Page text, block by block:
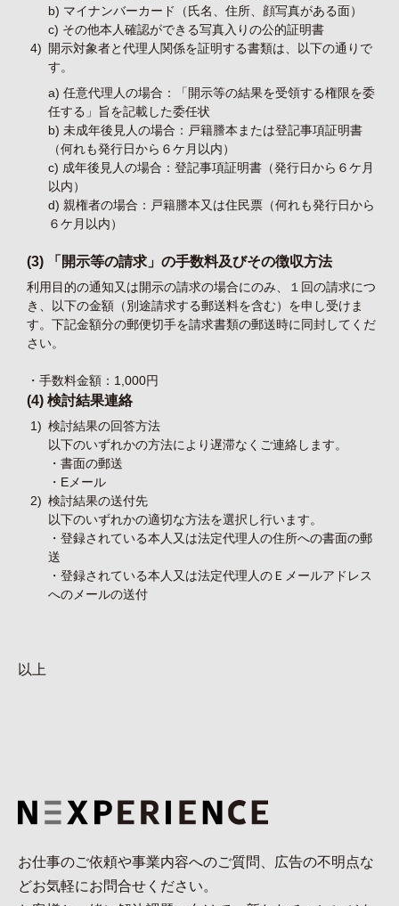
b) マイナンバーカード（氏名、住所、顔写真がある面）
c) その他本人確認ができる写真入りの公的証明書
4)
開示対象者と代理人関係を証明する書類は、以下の通りで
す。
a) 任意代理人の場合：「開示等の結果を受領する権限を委
任する」旨を記載した委任状
b) 未成年後見人の場合：戸籍謄本または登記事項証明書
（何れも発行日から６ケ月以内）
c) 成年後見人の場合：登記事項証明書（発行日から６ケ月
以内）
d) 親権者の場合：戸籍謄本又は住民票（何れも発行日から
６ケ月以内）
(3) 「開示等の請求」の手数料及びその徴収方法
利用目的の通知又は開示の請求の場合にのみ、１回の請求につ
き、以下の金額（別途請求する郵送料を含む）を申し受けま
す。下記金額分の郵便切手を請求書類の郵送時に同封してくだ
さい。
・手数料金額：1,000円
(4) 検討結果連絡
1) 検討結果の回答方法
以下のいずれかの方法により遅滞なくご連絡します。
・書面の郵送
・Eメール
2) 検討結果の送付先
以下のいずれかの適切な方法を選択し行います。
・登録されている本人又は法定代理人の住所への書面の郵
送
・登録されている本人又は法定代理人のＥメールアドレス
へのメールの送付
以上
お仕事のご依頼や事業内容へのご質問、広告の不明点な
どお気軽にお問合せください。